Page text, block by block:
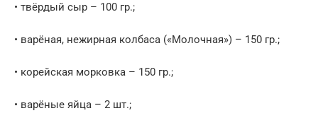
• твёрдый сыр – 100 гр.;
• варёная, нежирная колбаса («Молочная») – 150 гр.;
• корейская морковка – 150 гр.;
• варёные яйца – 2 шт.;